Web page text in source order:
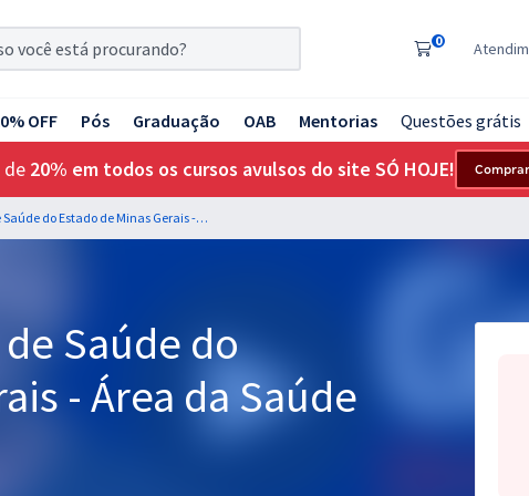
0
OFF Pós Graduação OAB Mentorias Questões grátis
de 20% em todos os cursos avulsos do site SÓ HOJE!
SES MG - Secretaria de Saúde do Estado de Minas Gerais - Área da Saúde
Saúde do
- Área da Saúde